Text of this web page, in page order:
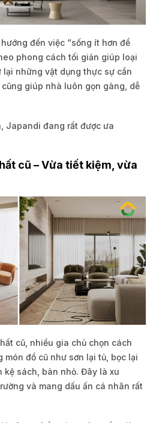
đến việc “sống ít hơn để
phong cách tối giản giúp loại
lại những vật dụng thực sự cần
giúp nhà luôn gọn gàng, dễ
Japandi đang rất được ưa
cũ – Vừa tiết kiệm, vừa
cũ, nhiều gia chủ chọn cách
món đồ cũ như sơn lại tủ, bọc lại
kệ sách, bàn nhỏ. Đây là xu
và mang dấu ấn cá nhân rất